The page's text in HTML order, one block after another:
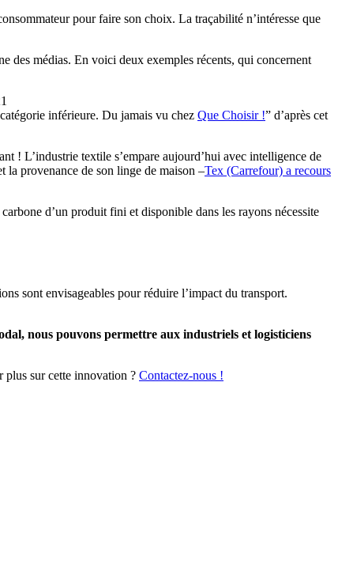
pour faire son choix. La traçabilité n’intéresse que
des médias. En voici deux exemples récents, qui concernent
inférieure. Du jamais vu chez Que Choisir !” d’après cet
! L’industrie textile s’empare aujourd’hui avec intelligence de
la provenance de son linge de maison –Tex (Carrefour) a recours
d’un produit fini et disponible dans les rayons nécessite
sont envisageables pour réduire l’impact du transport.
nous pouvons permettre aux industriels et logisticiens
plus sur cette innovation ? Contactez-nous !